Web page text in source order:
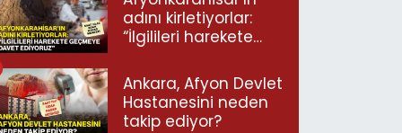
adını kirletiyorlar:
“İlgilileri harekete
ediyoruz”
Ankara, Afyon Devlet
Hastanesini neden
takip ediyor?